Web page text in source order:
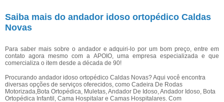
Saiba mais do andador idoso ortopédico Caldas
Novas
Para saber mais sobre o andador e adquiri-lo por um bom preço, entre em
contato agora mesmo com a APOIO, uma empresa especializada e que
comercializa o item desde a década de 90!
Procurando andador idoso ortopédico Caldas Novas? Aqui você encontra
diversas opções de serviços oferecidos, como Cadeira De Rodas
Motorizada,Bota Ortopédica, Muletas, Andador De Idoso, Andador Idoso, Bota
Ortopédica Infantil, Cama Hospitalar e Camas Hospitalares. Com